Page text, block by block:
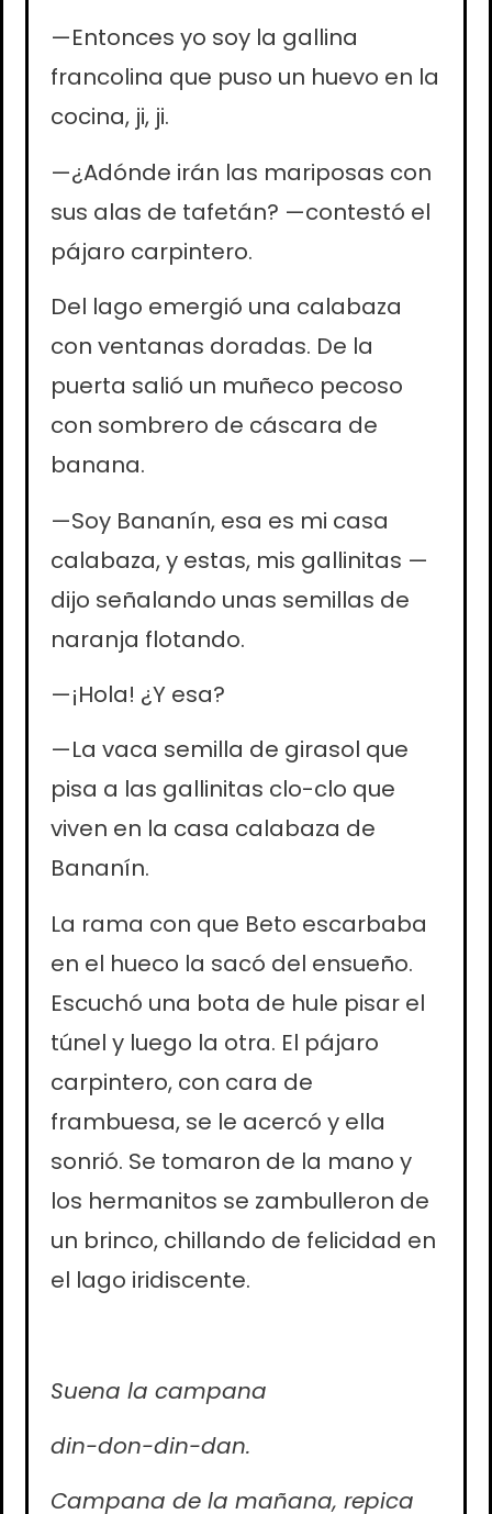
—Entonces yo soy la gallina
francolina que puso un huevo en la
cocina, ji, ji.
—¿Adónde irán las mariposas con
sus alas de tafetán? —contestó el
pájaro carpintero.
Del lago emergió una calabaza
con ventanas doradas. De la
puerta salió un muñeco pecoso
con sombrero de cáscara de
banana.
—Soy Bananín, esa es mi casa
calabaza, y estas, mis gallinitas —
dijo señalando unas semillas de
naranja flotando.
—¡Hola! ¿Y esa?
—La vaca semilla de girasol que
pisa a las gallinitas clo-clo que
viven en la casa calabaza de
Bananín.
La rama con que Beto escarbaba
en el hueco la sacó del ensueño.
Escuchó una bota de hule pisar el
túnel y luego la otra. El pájaro
carpintero, con cara de
frambuesa, se le acercó y ella
sonrió. Se tomaron de la mano y
los hermanitos se zambulleron de
un brinco, chillando de felicidad en
el lago iridiscente.
Suena la campana
din-don-din-dan.
Campana de la mañana, repica